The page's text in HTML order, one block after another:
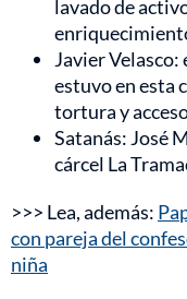
lavado de
Javier Velasco:
estuvo en esta
tortura y
Satanás: José
cárcel La
>>> Lea, además:
con pareja del
niña